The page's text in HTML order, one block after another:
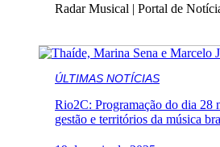
Radar Musical | Portal de
ÚLTIMAS NOTÍCIAS
Rio2C: Programação do dia 28
gestão e territórios da música